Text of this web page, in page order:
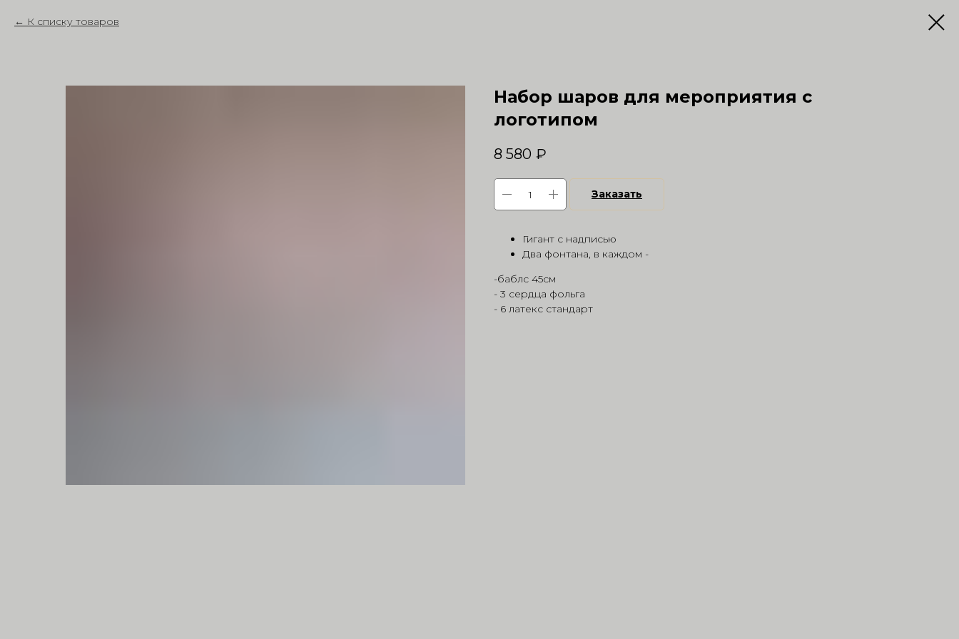
К списку товаров
Набор шаров для мероприятия с
логотипом
8 580 ₽
Заказать
Гигант с надписью
Два фонтана, в каждом -
-баблс 45см
- 3 сердца фольга
- 6 латекс стандарт